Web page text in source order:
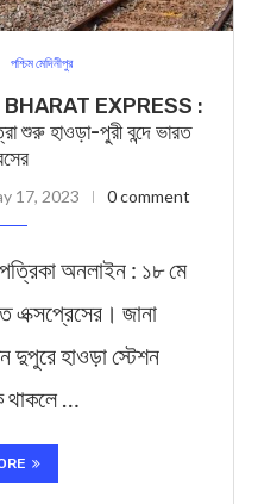
পশ্চিম মেদিনীপুর
EXPRESS :
শুরু হাওড়া-পু্রী বন্দে ভারত
17, 2023 0 comment
অনলাইন : ১৮ মে
এক্সপ্রেসের। জানা
দুপুরে হাওড়া স্টেশন
থাকলে …